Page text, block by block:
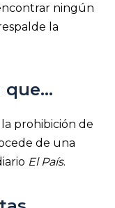
ningún
la
que…
prohibición de
de una
El País.